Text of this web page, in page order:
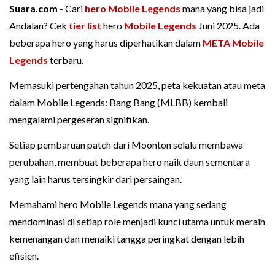
Suara.com - Cari hero Mobile Legends mana yang bisa jadi
Andalan? Cek tier list hero Mobile Legends Juni 2025. Ada
beberapa hero yang harus diperhatikan dalam META Mobile
Legends terbaru.
Memasuki pertengahan tahun 2025, peta kekuatan atau meta
dalam Mobile Legends: Bang Bang (MLBB) kembali
mengalami pergeseran signifikan.
Setiap pembaruan patch dari Moonton selalu membawa
perubahan, membuat beberapa hero naik daun sementara
yang lain harus tersingkir dari persaingan.
Memahami hero Mobile Legends mana yang sedang
mendominasi di setiap role menjadi kunci utama untuk meraih
kemenangan dan menaiki tangga peringkat dengan lebih
efisien.